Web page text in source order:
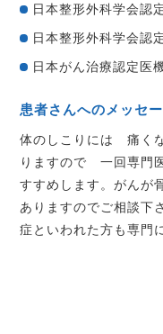
日本整形外科学会
日本整形外科学会
日本がん治療認定
患者さんへのメッセ
体のしこりには 痛く
りますので 一回専門
すすめします。がんが
ありますのでご相談下
症といわれた方も専門